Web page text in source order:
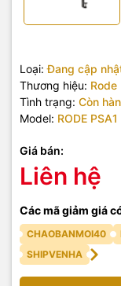
Loại: Đang cập
Thương hiệu: Rode
Tình trạng: Còn
Model: RODE PSA1
Giá bán:
Liên hệ
Các mã giảm giá
CHAOBANMOI40
SHIPVENHA